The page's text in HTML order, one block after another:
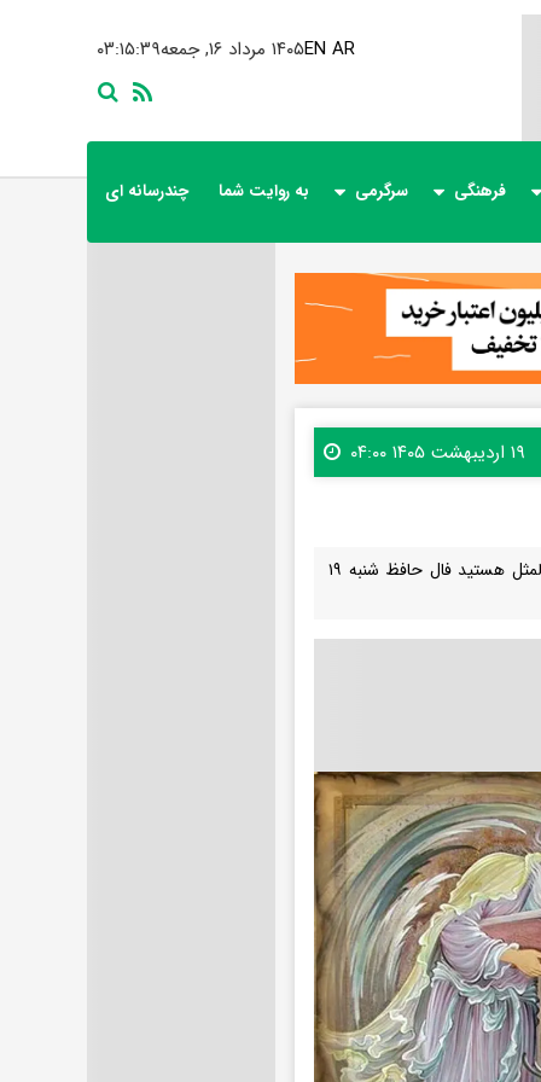
۰۳:۱۵:۴۰ ۱۴۰۵ مرداد ۱۶, جمعهEN AR
فرهنگی سرگرمی به روایت شما چندرسانه ای
۱۹ اردیبهشت ۱۴۰۵ ۰۴:۰۰
به فال اعتقاد نداشته باش، ولی نیم نگاهی به آن داشته باش، اگر موافق این ضرب المثل هستید فال حافظ شنبه ۱۹